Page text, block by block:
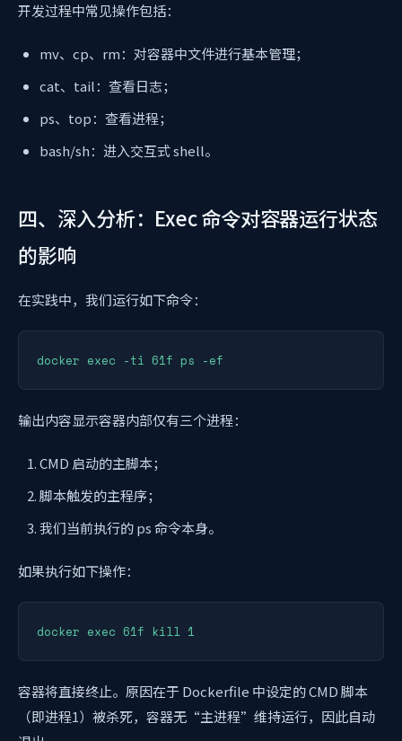
开发过程中常见操作包括：
mv、cp、rm：对容器中文件进行基本管理；
cat、tail：查看日志；
ps、top：查看进程；
bash/sh：进入交互式 shell。
四、深入分析：Exec 命令对容器运行状态
的影响
在实践中，我们运行如下命令：
输出内容显示容器内部仅有三个进程：
CMD 启动的主脚本；
脚本触发的主程序；
我们当前执行的 ps 命令本身。
如果执行如下操作：
容器将直接终止。原因在于 Dockerfile 中设定的 CMD 脚本
（即进程1）被杀死，容器无“主进程”维持运行，因此自动